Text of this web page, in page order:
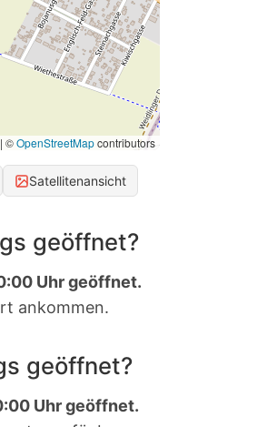
| ©OpenStreetMapcontributors
Satellitenansicht
geöffnet?
Uhr geöffnet.
ankommen.
geöffnet?
Uhr geöffnet.